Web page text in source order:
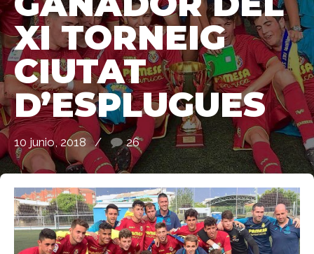
Ll 08950, Barcelona
XI TORNEIG
CIUTAT
D’ESPLUGUES
10 junio, 2018 26